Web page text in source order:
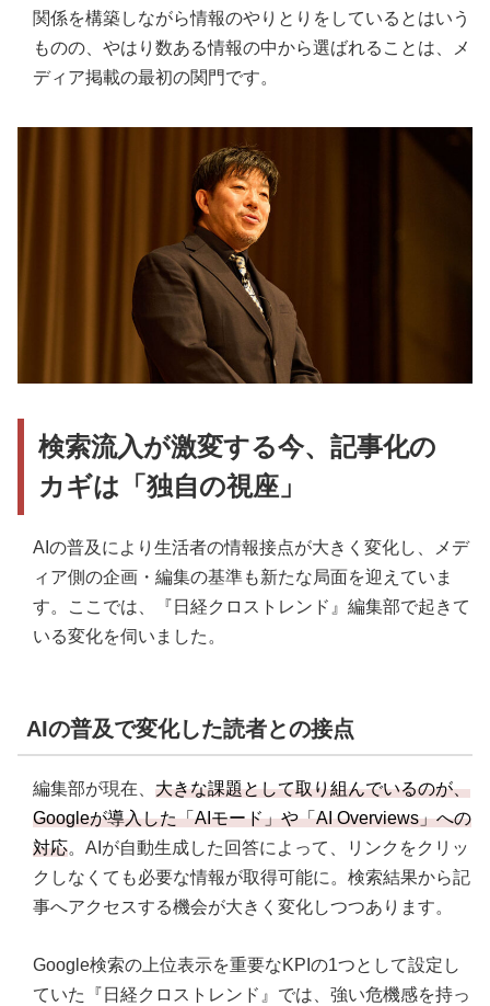
関係を構築しながら情報のやりとりをしているとはいう
ものの、やはり数ある情報の中から選ばれることは、メ
ディア掲載の最初の関門です。
検索流入が激変する今、記事化の
カギは「独自の視座」
AIの普及により生活者の情報接点が大きく変化し、メデ
ィア側の企画・編集の基準も新たな局面を迎えていま
す。ここでは、『日経クロストレンド』編集部で起きて
いる変化を伺いました。
AIの普及で変化した読者との接点
編集部が現在、 大きな課題として取り組んでいるのが、
Googleが導入した「AIモード」や「AI Overviews」への
対応。AIが自動生成した回答によって、リンクをクリッ
クしなくても必要な情報が取得可能に。検索結果から記
事へアクセスする機会が大きく変化しつつあります。
Google検索の上位表示を重要なKPIの1つとして設定し
ていた『日経クロストレンド』では、強い危機感を持っ